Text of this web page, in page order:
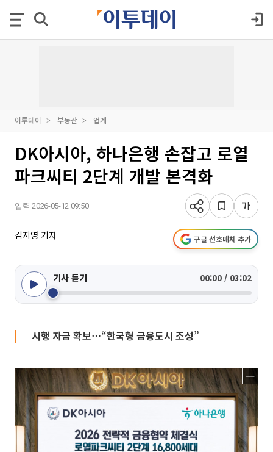
이투데이 부동산 업계
DK아시아, 하나은행 손잡고 로열
파크씨티 2단계 개발 본격화
입력 2026-05-12 09:50
김지영 기자 구글 선호매체 추가
기사 듣기 00:00 / 03:02
시행 자금 확보⋯“한국형 금융도시 조성”